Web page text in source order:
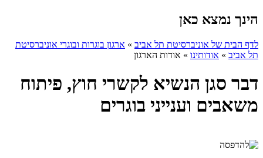
הינך נמצא כאן
לדף הבית של אוניברסיטת תל אביב » ארגון בוגרות ובוגרי אוניברסיטת
תל אביב » אודותינו » אודות הארגון
דבר סגן הנשיא לקשרי חוץ, פיתוח
משאבים וענייני בוגרים